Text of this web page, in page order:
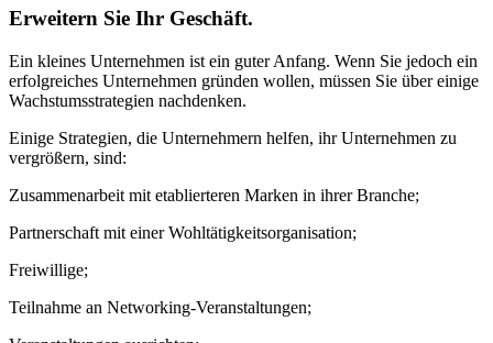
Erweitern Sie Ihr Geschäft.
Ein kleines Unternehmen ist ein guter Anfang. Wenn Sie jedoch ein
erfolgreiches Unternehmen gründen wollen, müssen Sie über einige
Wachstumsstrategien nachdenken.
Einige Strategien, die Unternehmern helfen, ihr Unternehmen zu
vergrößern, sind:
Zusammenarbeit mit etablierteren Marken in ihrer Branche;
Partnerschaft mit einer Wohltätigkeitsorganisation;
Freiwillige;
Teilnahme an Networking-Veranstaltungen;